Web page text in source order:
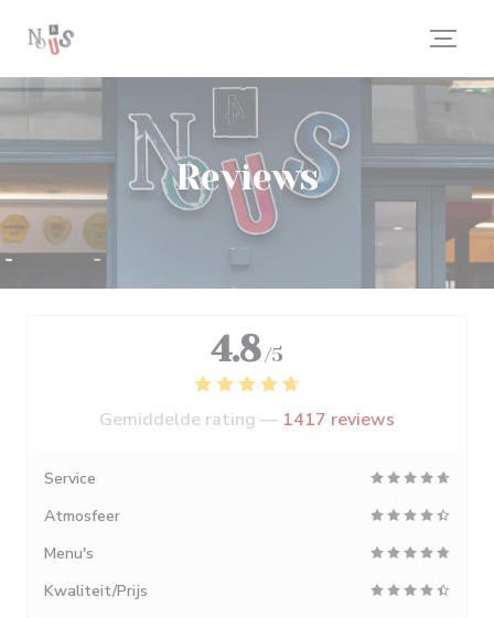
Reviews
4.8 /5
Gemiddelde rating — 1417 reviews
Service
Atmosfeer
Menu's
Kwaliteit/Prijs